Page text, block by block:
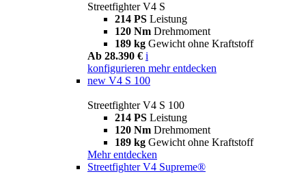
Streetfighter V4 S
214 PS Leistung
120 Nm Drehmoment
189 kg Gewicht ohne Kraftstoff
Ab 28.390 € i
konfigurieren mehr entdecken
new V4 S 100
Streetfighter V4 S 100
214 PS Leistung
120 Nm Drehmoment
189 kg Gewicht ohne Kraftstoff
Mehr entdecken
Streetfighter V4 Supreme®